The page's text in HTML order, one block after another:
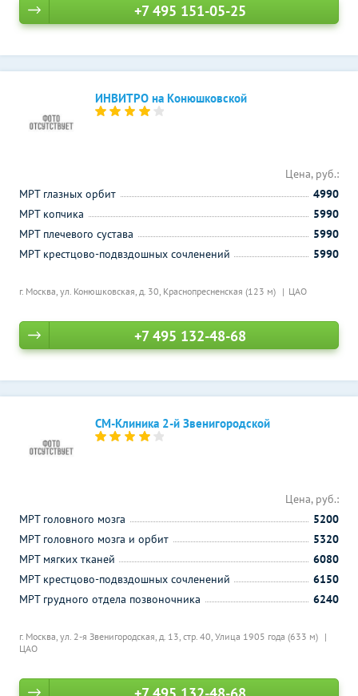
+7 495 151-05-25
ИНВИТРО на Конюшковской
г. Москва, ул. Конюшковская, д. 30, Краснопресненская (123 м) ЦАО
Цена, руб.:
МРТ глазных орбит
4990
МРТ копчика
5990
МРТ плечевого сустава
5990
МРТ крестцово-подвздошных сочленений
5990
+7 495 132-48-68
СМ-Клиника 2-й Звенигородской
г. Москва, ул. 2-я Звенигородская, д. 13, стр. 40, Улица 1905 года (633 м)
ЦАО
Цена, руб.:
МРТ головного мозга
5200
МРТ головного мозга и орбит
5320
МРТ мягких тканей
6080
МРТ крестцово-подвздошных сочленений
6150
МРТ грудного отдела позвоночника
6240